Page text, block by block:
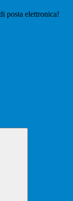
posta elettronica!